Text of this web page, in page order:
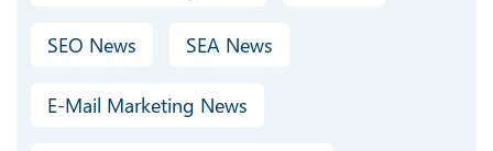
SEO News SEA News
E-Mail Marketing News